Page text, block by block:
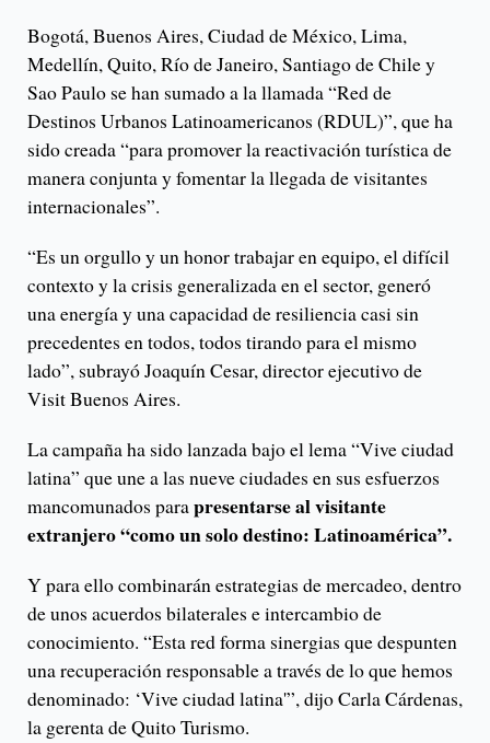
Bogotá, Buenos Aires, Ciudad de México, Lima,
Medellín, Quito, Río de Janeiro, Santiago de Chile y
Sao Paulo se han sumado a la llamada “Red de
Destinos Urbanos Latinoamericanos (RDUL)”, que ha
sido creada “para promover la reactivación turística de
manera conjunta y fomentar la llegada de visitantes
internacionales”.
“Es un orgullo y un honor trabajar en equipo, el difícil
contexto y la crisis generalizada en el sector, generó
una energía y una capacidad de resiliencia casi sin
precedentes en todos, todos tirando para el mismo
lado”, subrayó Joaquín Cesar, director ejecutivo de
Visit Buenos Aires.
La campaña ha sido lanzada bajo el lema “Vive ciudad
latina” que une a las nueve ciudades en sus esfuerzos
mancomunados parapresentarse al visitante
extranjero “como un solo destino: Latinoamérica”.
Y para ello combinarán estrategias de mercadeo, dentro
de unos acuerdos bilaterales e intercambio de
conocimiento. “Esta red forma sinergias que despunten
una recuperación responsable a través de lo que hemos
denominado: ‘Vive ciudad latina'”, dijo Carla Cárdenas,
la gerenta de Quito Turismo.